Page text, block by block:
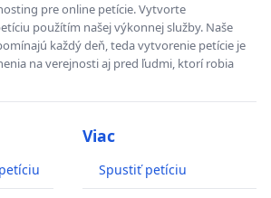
pre online petície. Vytvorte
použítím našej výkonnej služby. Naše
každý deň, teda vytvorenie petície je
na verejnosti aj pred ľudmi, ktorí robia
Viac
Spustiť petíciu